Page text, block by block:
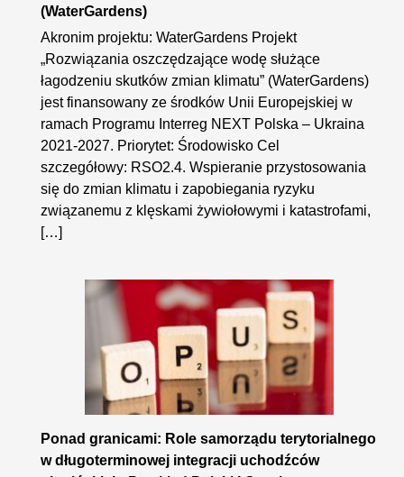
(WaterGardens)
Akronim projektu: WaterGardens Projekt
„Rozwiązania oszczędzające wodę służące
łagodzeniu skutków zmian klimatu” (WaterGardens)
jest finansowany ze środków Unii Europejskiej w
ramach Programu Interreg NEXT Polska – Ukraina
2021-2027. Priorytet: Środowisko Cel
szczegółowy: RSO2.4. Wspieranie przystosowania
się do zmian klimatu i zapobiegania ryzyku
związanemu z klęskami żywiołowymi i katastrofami,
[…]
Ponad granicami: Role samorządu terytorialnego
w długoterminowej integracji uchodźców